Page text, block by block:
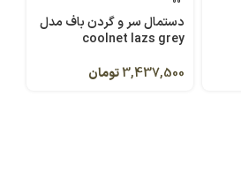
دستمال سر و گردن باف مدل
coolnet lazs grey
3,437,500تومان